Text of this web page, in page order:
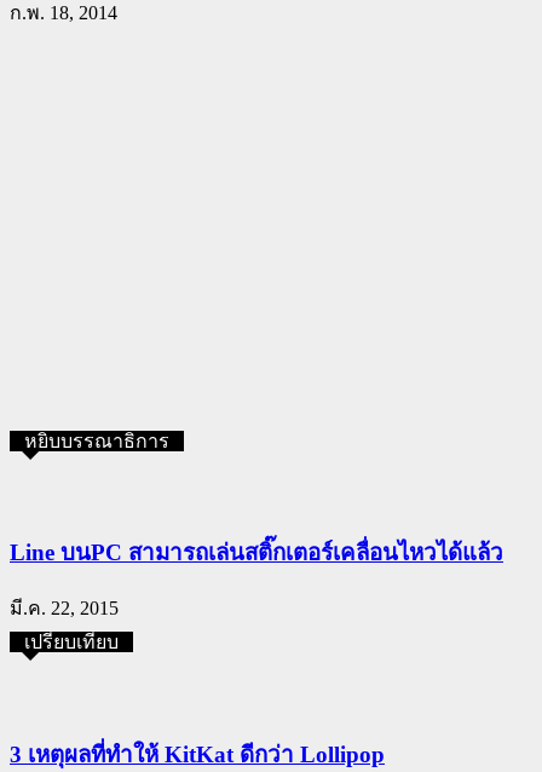
ก.พ. 18, 2014
หยิบบรรณาธิการ
Line บนPC สามารถเล่นสติ๊กเตอร์เคลื่อนไหวได้แล้ว
มี.ค. 22, 2015
เปรียบเทียบ
3 เหตุผลที่ทำให้ KitKat ดีกว่า Lollipop